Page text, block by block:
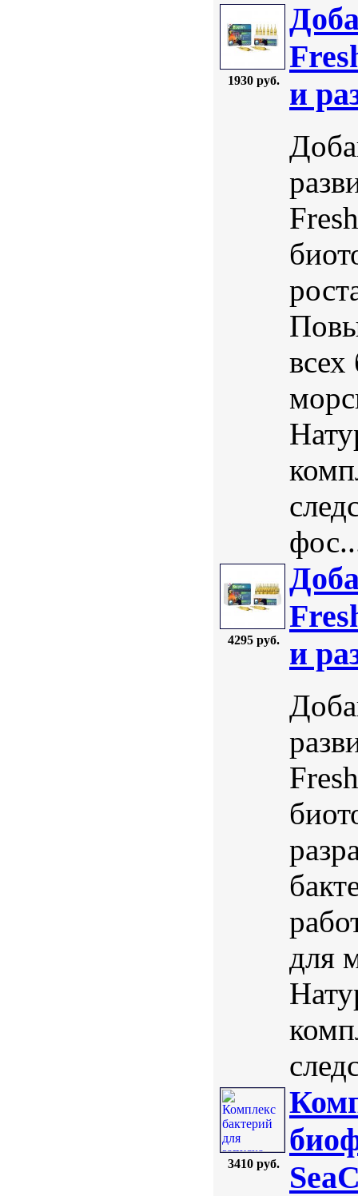
1930 руб.
и
4295 руб.
и
для
3410 руб.